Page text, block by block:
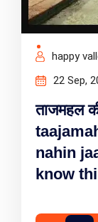
happy
22 Sep,
ताजमहल
nahin
know